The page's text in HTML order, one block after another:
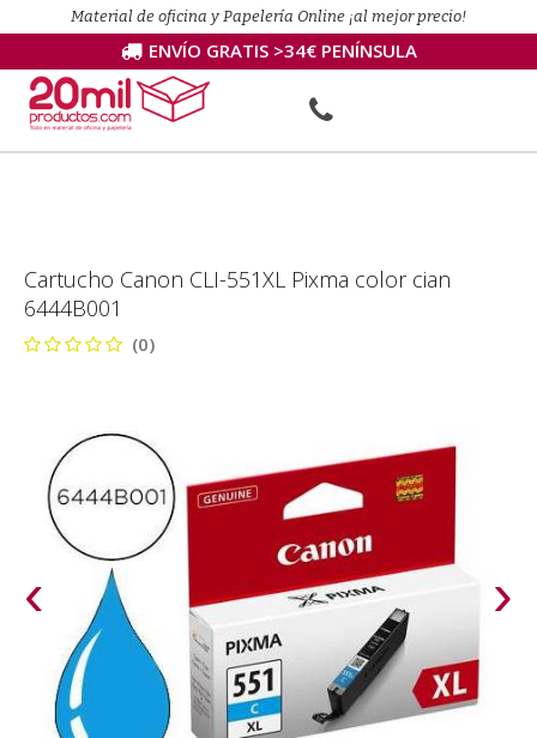
Material de oficina y Papelería Online ¡al mejor precio!
ENVÍO GRATIS >34€ PENÍNSULA
Cartucho Canon CLI-551XL Pixma color cian
6444B001
(0)
‹ ›